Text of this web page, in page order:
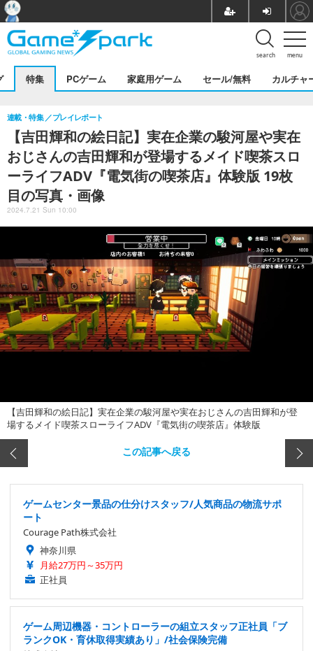
menu
search
特集 PCゲーム 家庭用ゲーム セール/無料 カルチャ
【吉田輝和の絵日記】実在企業の駿河屋や実在
おじさんの吉田輝和が登場するメイド喫茶スロ
ーライフADV『電気街の喫茶店』体験版 19枚
目の写真・画像
連載・特集 プレイレポート
2024.7.21 Sun 10:00
【吉田輝和の絵日記】実在企業の駿河屋や実在おじさんの吉田輝和が登
場するメイド喫茶スローライフADV『電気街の喫茶店』体験版
この記事へ戻る
ゲームセンター景品の仕分けスタッフ/人気商品の物流サポ
ート
Courage Path株式会社
神奈川県
月給27万円～35万円
正社員
ゲーム周辺機器・コントローラーの組立スタッフ正社員「ブ
ランクOK・育休取得実績あり」/社会保険完備